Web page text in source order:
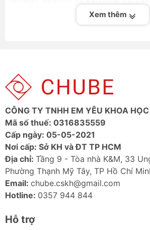
trọng lượng nhẹ, dễ dàng mang theo
chuyển ổn định trên nhiều địa hình.
3. Quãng Đường Di Chuyển Dài
Xe có thể chạy từ 20 - 40km mỗi lần
cho nhu cầu đi lại hàng ngày.
4. Hệ Thống An Toàn Vượt Trội
Trang bị phanh đĩa kép, hệ thống
giúp tăng cường an toàn khi di
Các Dòng Xe Điện Mini
Tốt Nhất
1. Segway Ninebot
Xem thêm
CÔNG TY TNHH EM YÊU KHOA HỌC
Mã số thuế: 0316835559
Cấp ngày: 05-05-2021
Nơi cấp: Sở KH và ĐT TP HCM
Địa chỉ: Tầng 9 - Tòa nhà K&M, 33
Phường Thạnh Mỹ Tây, TP Hồ Chí
Email: chube.cskh@gmail.com
Hotline: 0357 944 844
Hỗ trợ